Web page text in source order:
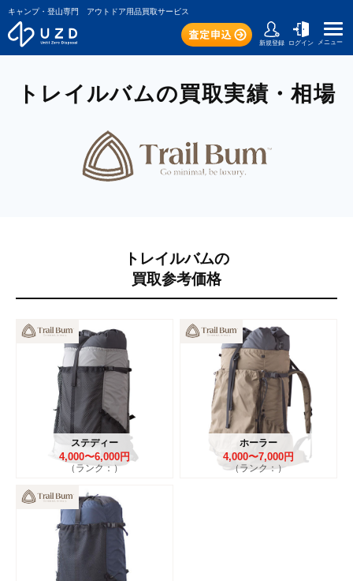
キャンプ・登山専門 アウトドア用品買取サービス
新規登録 ログイン メニュー
トレイルバムの買取実績・相場
トレイルバムの
買取参考価格
ステディー
4,000〜6,000円
（ランク：）
ホーラー
4,000〜7,000円
（ランク：）